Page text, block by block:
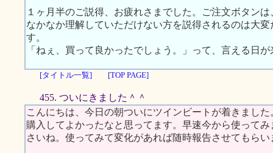
１ヶ月半のご説得、お疲れさまでした。ご注文ボタン
なかなか理解していただけない方を説得されるのは大
す。
「ねぇ、買って良かったでしょう。」って、言える日
[タイトル一覧] [TOP PAGE]
455. ついにきました＾＾
こんにちは、今日の朝ついにツインビートが着きまし
購入してよかったなと思ってます。早速今から使って
さいね。使ってみて変化があれば随時報告させてもら